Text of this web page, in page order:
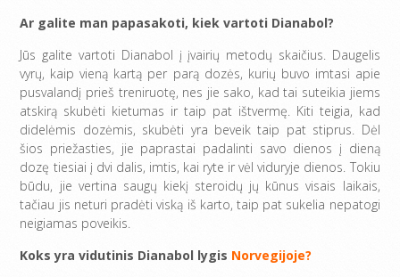
Ar galite man papasakoti, kiek vartoti Dianabol?
Jūs galite vartoti Dianabol į įvairių metodų skaičius. Daugelis
vyrų, kaip vieną kartą per parą dozės, kurių buvo imtasi apie
pusvalandį prieš treniruotę, nes jie sako, kad tai suteikia jiems
atskirą skubėti kietumas ir taip pat ištvermę. Kiti teigia, kad
didelėmis dozėmis, skubėti yra beveik taip pat stiprus. Dėl
šios priežasties, jie paprastai padalinti savo dienos į dieną
dozę tiesiai į dvi dalis, imtis, kai ryte ir vėl viduryje dienos. Tokiu
būdu, jie vertina saugų kiekį steroidų jų kūnus visais laikais,
tačiau jis neturi pradėti viską iš karto, taip pat sukelia nepatogi
neigiamas poveikis.
Koks yra vidutinis Dianabol lygis Norvegijoje?